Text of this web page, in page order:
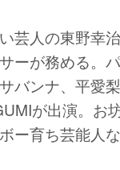
芸人の東野幸
ーが務める。
バンナ、平愛
が出演。お
ー育ち芸能人